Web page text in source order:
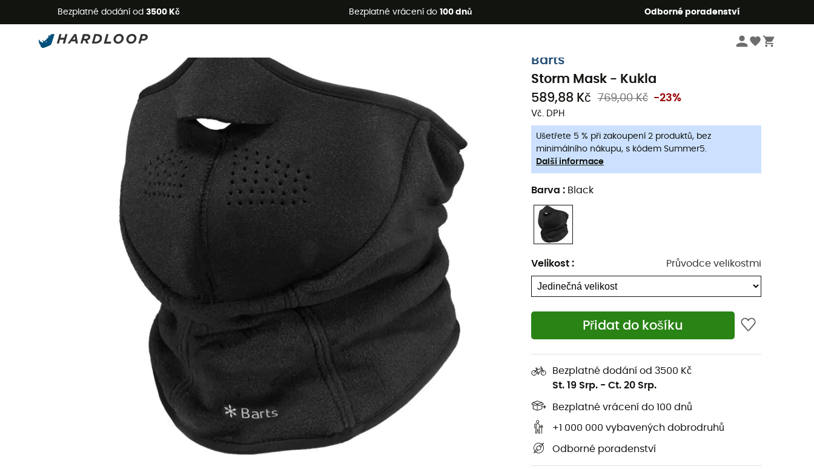
Bezplatné dodání od 3500 Kč Bezplatné vrácení do 100 dnů Odborné poradenství
Letní akce 🔥 -5 % EXTRA při nákupu 2 produktů* s kódem Summer5
Pánské čepice
Barts
Storm Mask - Kukla
589,88 Kč
769,00 Kč -23%
Vč. DPH
Ušetřete 5 % při zakoupení 2 produktů, bez
minimálního nákupu, s kódem Summer5.
Další informace
Barva : Black
Velikost : Průvodce velikostmi
Přidat do košíku
Bezplatné dodání od 3500 Kč
St. 19 Srp. - Ct. 20 Srp.
Bezplatné vrácení do 100 dnů
+1 000 000 vybavených dobrodruhů
Odborné poradenství